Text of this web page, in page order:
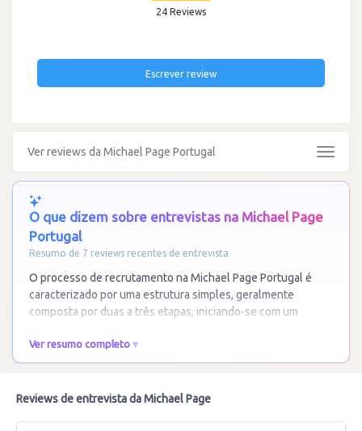
24 Reviews
Escrever review
Ver reviews da Michael Page Portugal
Toggle
O que dizem sobre entrevistas na Michael Page
Portugal
Resumo de 7 reviews recentes de entrevista
O processo de recrutamento na Michael Page Portugal é
caracterizado por uma estrutura simples, geralmente
composta por duas a três etapas, iniciando-se com um
Ver resumo completo
Reviews de entrevista da Michael Page